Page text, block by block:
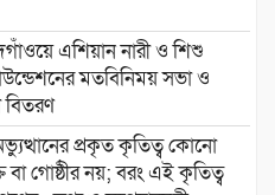
এশিয়ান নারী ও শিশু
মতবিনিময় সভা ও
বিতরণ
প্রকৃত কৃতিত্ব কোনো
গোষ্ঠীর নয়; বরং এই কৃতিত্ব